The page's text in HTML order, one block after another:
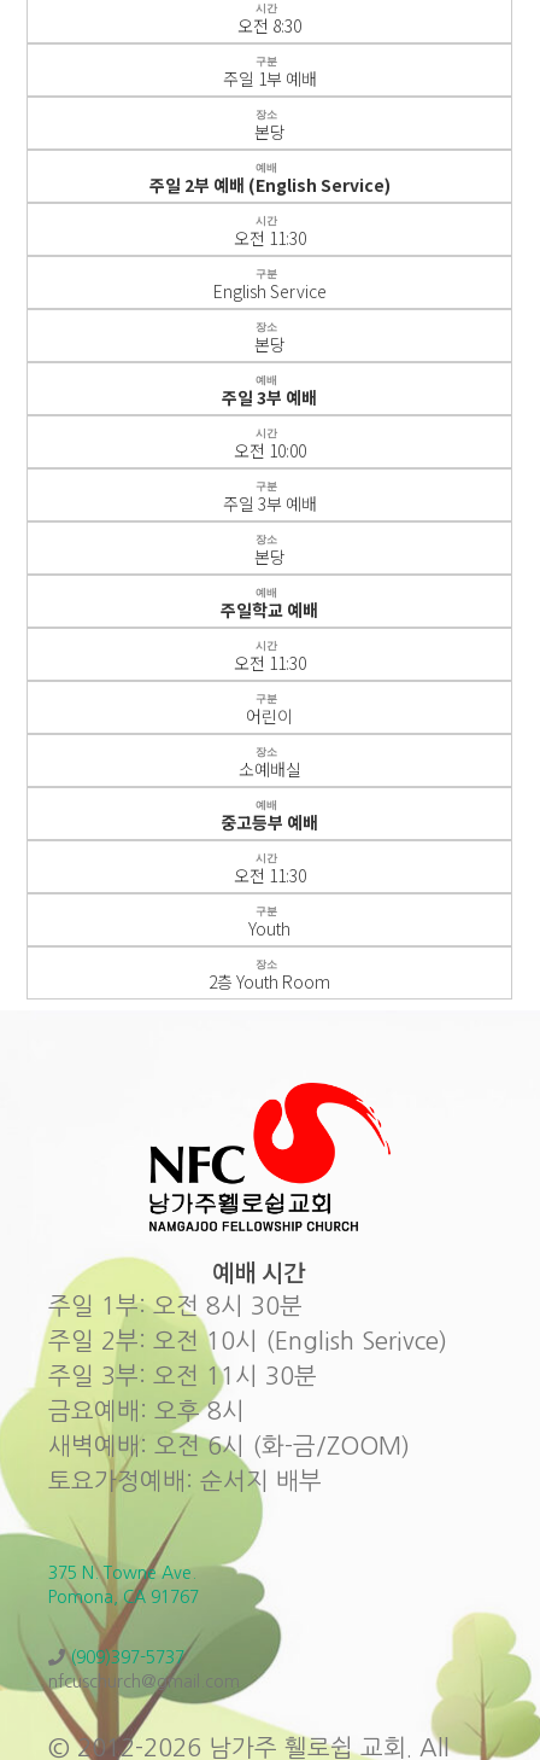
시간
오전 8:30
구분
주일 1부 예배
장소
본당
예배
주일 2부 예배 (English Service)
시간
오전 11:30
구분
English Service
장소
본당
예배
주일 3부 예배
시간
오전 10:00
구분
주일 3부 예배
장소
본당
예배
주일학교 예배
시간
오전 11:30
구분
어린이
장소
소예배실
예배
중고등부 예배
시간
오전 11:30
구분
Youth
장소
2층 Youth Room
예배 시간
주일 1부: 오전 8시 30분
주일 2부: 오전 10시 (English Serivce)
주일 3부: 오전 11시 30분
금요예배: 오후 8시
새벽예배: 오전 6시 (화-금/ZOOM)
토요가정예배: 순서지 배부
375 N. Towne Ave.
Pomona, CA 91767
(909)397-5737
nfcuschurch@gmail.com
© 2012-2026 남가주 휄로쉽 교회. All